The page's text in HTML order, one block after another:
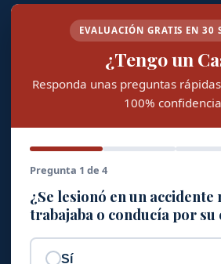
EVALUACIÓN GRATIS EN 30
¿Tengo un
Responda unas preguntas
100%
Pregunta 1 de 4
¿Se lesionó en un
trabajaba o conducía por su
Sí